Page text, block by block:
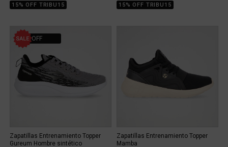
15% OFF TRIBU15 15% OFF TRIBU15
13% OFF
Zapatillas Entrenamiento Topper
Gureum Hombre sintético
Zapatillas Entrenamiento Topper
Mamba